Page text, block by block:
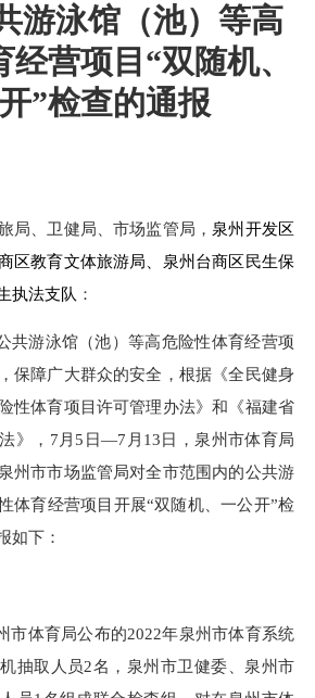
游泳馆（池）等高
营项目“双随机、
”检查的通报
局、卫健局、市场监管局， 泉州开发区
区教育文体旅游局、泉州台商区民生保
执法支队 ：
共游泳馆（池）等高危险性体育经营项
保障广大群众的安全，根据《全民健身
性体育项目许可管理办法》和《福建省
》， 7 月 5 日—7 月 13日，泉州市体育局
州市市场监管局对全市范围内的公共游
体育经营项目开展“双随机、一公开”检
如下：
市体育局公布的2022年泉州市体育系统
抽取人员2名，泉州市卫健委、泉州市